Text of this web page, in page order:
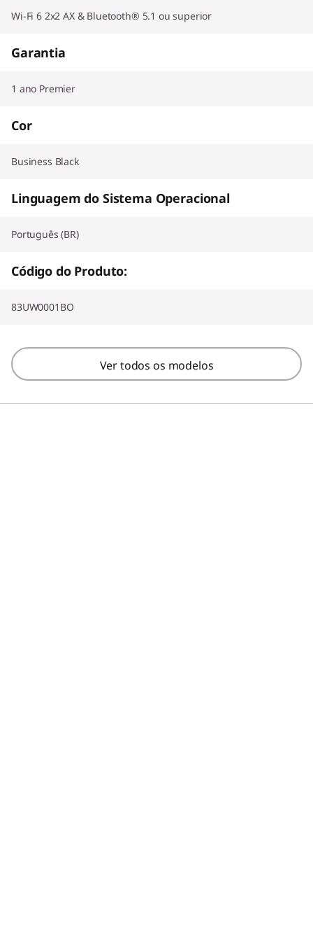
Wi-Fi 6 2x2 AX & Bluetooth® 5.1 ou superior
Garantia
1 ano Premier
Cor
Business Black
Linguagem do Sistema Operacional
Português (BR)
Código do Produto:
83UW0001BO
Ver todos os modelos